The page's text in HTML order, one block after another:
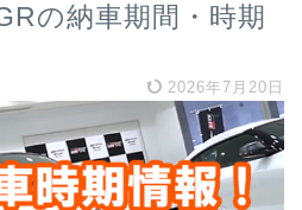
の納車期間・時期
2026年7月20日